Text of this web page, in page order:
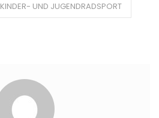
KINDER- UND JUGENDRADSPORT